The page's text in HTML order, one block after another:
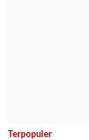
Terpopuler